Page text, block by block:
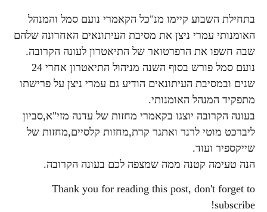
בתחילת השבוע קיימו מנ"כל הקאמרי נועם סמל והמנהל
האומנותי עמרי ניצן את מסיבת העיתונאים האחרונה שלהם
שבה חשפו את הרפרטואר של התיאטרון לעונה הקרובה.
נועם סמל פורש בסוף השנה מניהול התיאטרון אחרי 24
שנים ובמסיבת העיתונאים הודיע גם עמרי ניצן על פרישתו
מתפקיד המנהל האומנותי.
בעונה הקרובה יוצגו בקאמרי מחזות של עדנה מזי"א,סביון
ליברכט מוטי לרנר ואתגר קרת,מחזות קלסיים,מחזות של
שייקספיר ועוד.
הנה טעימה קטנה ממה שמצפה לכם בעונה הקרובה.
Thank you for reading this post, don't forget to
subscribe!